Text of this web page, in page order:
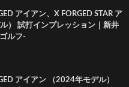
アイアン、X FORGED STAR ア
） 試打インプレッション｜新井
ルフ-
アイアン （2024年モデル）